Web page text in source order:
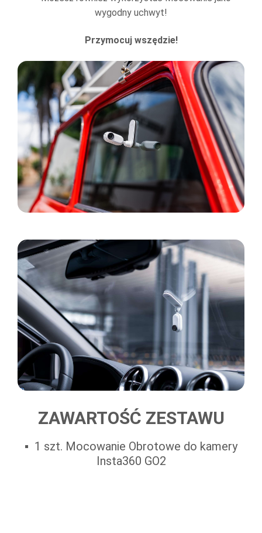
wygodny uchwyt!
Przymocuj wszędzie!
ZAWARTOŚĆ ZESTAWU
1 szt. Mocowanie Obrotowe do kamery
Insta360 GO2